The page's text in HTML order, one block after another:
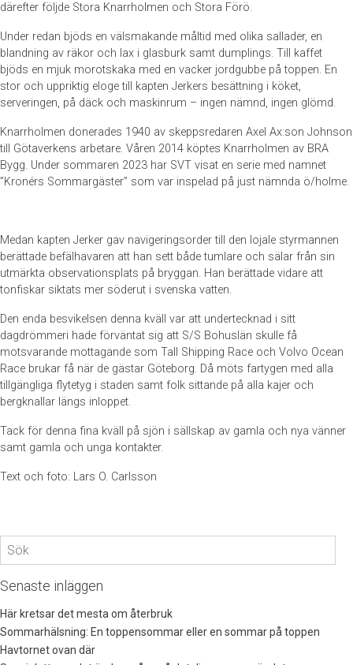
därefter följde Stora Knarrholmen och Stora Förö.
Under redan bjöds en välsmakande måltid med olika sallader, en
blandning av räkor och lax i glasburk samt dumplings. Till kaffet
bjöds en mjuk morotskaka med en vacker jordgubbe på toppen. En
stor och uppriktig eloge till kapten Jerkers besättning i köket,
serveringen, på däck och maskinrum – ingen nämnd, ingen glömd.
Knarrholmen donerades 1940 av skeppsredaren Axel Ax:son Johnson
till Götaverkens arbetare. Våren 2014 köptes Knarrholmen av BRA
Bygg. Under sommaren 2023 har SVT visat en serie med namnet
”Kronérs Sommargäster” som var inspelad på just nämnda ö/holme.
Medan kapten Jerker gav navigeringsorder till den lojale styrmannen
berättade befälhavaren att han sett både tumlare och sälar från sin
utmärkta observationsplats på bryggan. Han berättade vidare att
tonfiskar siktats mer söderut i svenska vatten.
Den enda besvikelsen denna kväll var att undertecknad i sitt
dagdrömmeri hade förväntat sig att S/S Bohuslän skulle få
motsvarande mottagande som Tall Shipping Race och Volvo Ocean
Race brukar få när de gästar Göteborg. Då möts fartygen med alla
tillgängliga flytetyg i staden samt folk sittande på alla kajer och
bergknallar längs inloppet.
Tack för denna fina kväll på sjön i sällskap av gamla och nya vänner
samt gamla och unga kontakter.
Text och foto: Lars O. Carlsson
Sök
efter:
Senaste inläggen
Här kretsar det mesta om återbruk
Sommarhälsning: En toppensommar eller en sommar på toppen
Havtornet ovan där